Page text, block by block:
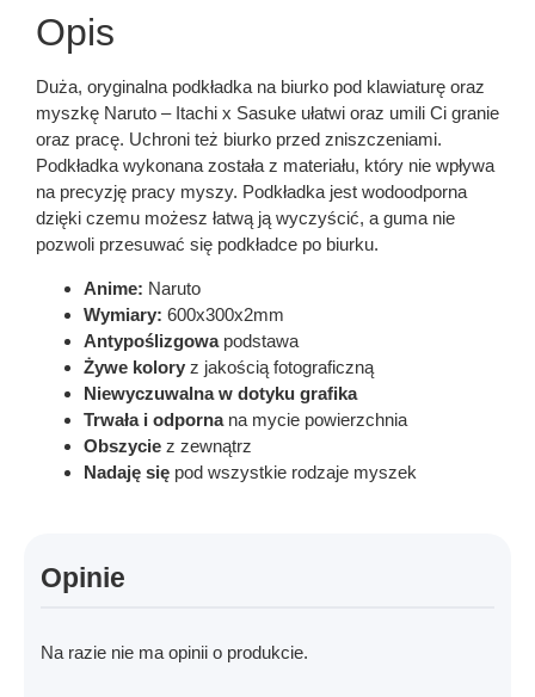
Opis
Duża, oryginalna podkładka na biurko pod klawiaturę oraz
myszkę Naruto – Itachi x Sasuke ułatwi oraz umili Ci granie
oraz pracę. Uchroni też biurko przed zniszczeniami.
Podkładka wykonana została z materiału, który nie wpływa
na precyzję pracy myszy. Podkładka jest wodoodporna
dzięki czemu możesz łatwą ją wyczyścić, a guma nie
pozwoli przesuwać się podkładce po biurku.
Anime: Naruto
Wymiary: 600x300x2mm
Antypoślizgowapodstawa
Żywe kolory z jakością fotograficzną
Niewyczuwalna w dotyku grafika
Trwała i odpornana mycie powierzchnia
Obszycie z zewnątrz
Nadaję się pod wszystkie rodzaje myszek
Opinie
Na razie nie ma opinii o produkcie.